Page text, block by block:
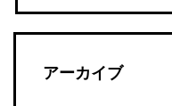
アーカイブ